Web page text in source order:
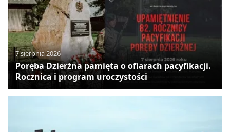
7 sierpnia 2026
Poręba Dzierżna pamięta o ofiarach pacyfikacji.
Rocznica i program uroczystości